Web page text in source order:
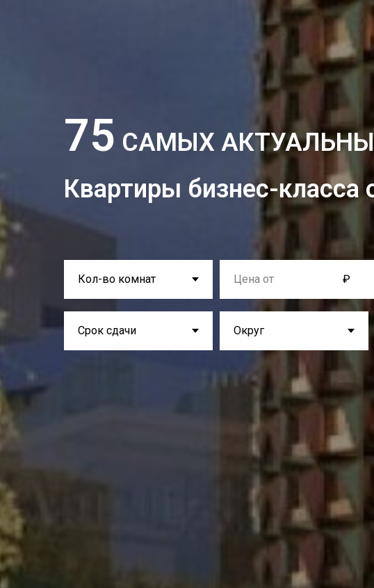
75 САМЫХ
Квартиры бизнес-